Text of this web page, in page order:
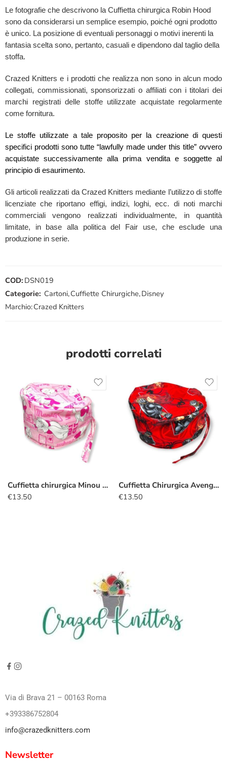
Le fotografie che descrivono la Cuffietta chirurgica Robin Hood
sono da considerarsi un semplice esempio, poiché ogni prodotto
è unico. La posizione di eventuali personaggi o motivi inerenti la
fantasia scelta sono, pertanto, casuali e dipendono dal taglio della
stoffa.
Crazed Knitters e i prodotti che realizza non sono in alcun modo
collegati, commissionati, sponsorizzati o affiliati con i titolari dei
marchi registrati delle stoffe utilizzate acquistate regolarmente
come fornitura.
Le stoffe utilizzate a tale proposito per la creazione di questi
specifici prodotti sono tutte “lawfully made under this title” ovvero
acquistate successivamente alla prima vendita e soggette al
principio di esaurimento.
Gli articoli realizzati da Crazed Knitters mediante l’utilizzo di stoffe
licenziate che riportano effigi, indizi, loghi, ecc. di noti marchi
commerciali vengono realizzati individualmente, in quantità
limitate, in base alla politica del Fair use, che esclude una
produzione in serie.
COD: DSN019
Categorie: Cartoni,Cuffiette Chirurgiche,Disney
Marchio:Crazed Knitters
prodotti correlati
Cuffietta chirurgica Minou smile
€13.50
Cuffietta Chirurgica Avengers Vedova nera
€13.50
Via di Brava 21 – 00163 Roma
+393386752804
info@crazedknitters.com
Newsletter